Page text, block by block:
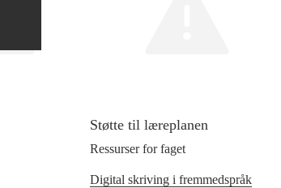
Støtte til læreplanen
Ressurser for faget
Digital skriving i fremmedspråk